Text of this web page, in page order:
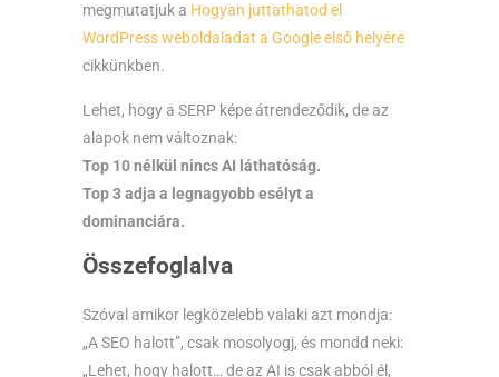
megmutatjuk a Hogyan juttathatod el
WordPress weboldaladat a Google első helyére
cikkünkben.
Lehet, hogy a SERP képe átrendeződik, de az
alapok nem változnak:
Top 10 nélkül nincs AI láthatóság.
Top 3 adja a legnagyobb esélyt a
dominanciára.
Összefoglalva
Szóval amikor legközelebb valaki azt mondja:
„A SEO halott”, csak mosolyogj, és mondd neki:
„Lehet, hogy halott… de az AI is csak abból él,